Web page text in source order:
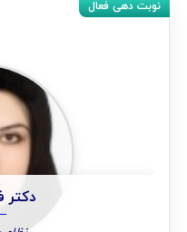
دکتر